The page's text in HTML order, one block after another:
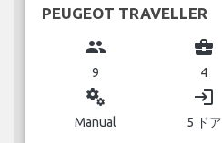
PEUGEOT TRAVELLER
group
9
business_center
4
miscellaneous_services
Manual
login
5 ドア